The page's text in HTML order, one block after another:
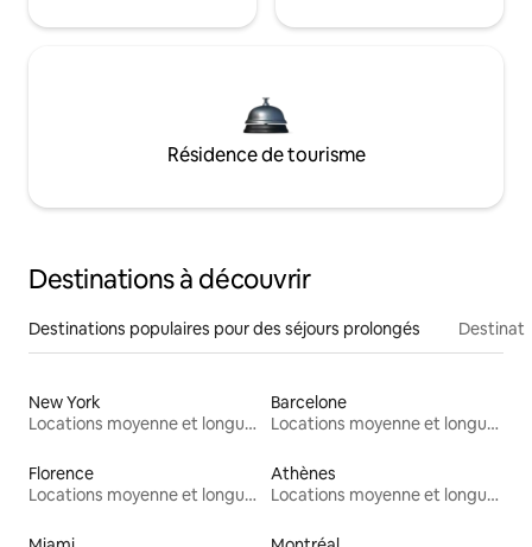
Résidence de tourisme
Destinations à découvrir
Destinations populaires pour des séjours prolongés
New York
Locations moyenne et longue durée
Barcelone
Locations moyenne et longue durée
Florence
Locations moyenne et longue durée
Athènes
Locations moyenne et longue durée